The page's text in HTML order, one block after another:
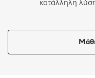
κατάλληλη